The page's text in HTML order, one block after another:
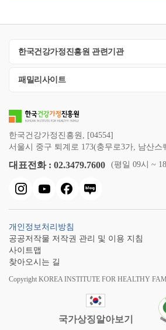
한국건강가정진흥원 관련기관
패밀리사이트
한국건강가정진흥원, [04554]
서울시 중구 퇴계로 173(충무로3가, 남산스
대표전화 : 02.3479.7600 (평일 09시 ~
개인정보처리방침
공공저작물 저작권 관리 및 이용 지침
사이트맵
찾아오시는 길
Copyright KOREA INSTITUTE FOR HEALTHY
국가상징알아보기